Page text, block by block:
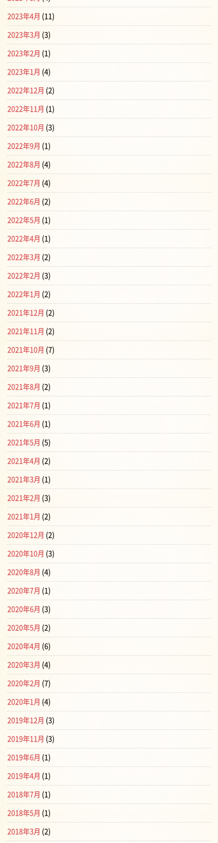
2023年4月 (11)
2023年3月 (3)
2023年2月 (1)
2023年1月 (4)
2022年12月 (2)
2022年11月 (1)
2022年10月 (3)
2022年9月 (1)
2022年8月 (4)
2022年7月 (4)
2022年6月 (2)
2022年5月 (1)
2022年4月 (1)
2022年3月 (2)
2022年2月 (3)
2022年1月 (2)
2021年12月 (2)
2021年11月 (2)
2021年10月 (7)
2021年9月 (3)
2021年8月 (2)
2021年7月 (1)
2021年6月 (1)
2021年5月 (5)
2021年4月 (2)
2021年3月 (1)
2021年2月 (3)
2021年1月 (2)
2020年12月 (2)
2020年10月 (3)
2020年8月 (4)
2020年7月 (1)
2020年6月 (3)
2020年5月 (2)
2020年4月 (6)
2020年3月 (4)
2020年2月 (7)
2020年1月 (4)
2019年12月 (3)
2019年11月 (3)
2019年6月 (1)
2019年4月 (1)
2018年7月 (1)
2018年5月 (1)
2018年3月 (2)